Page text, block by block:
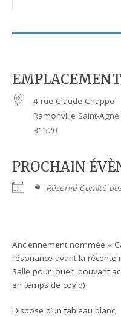
EMPLACEMENT
4 rue Claude Chappe
Ramonville Saint-Agne
31520
PROCHAIN
Réservé Comité
Anciennement nommée «
résonance avant la
Salle pour jouer, pouvant
en temps de covid)
Dispose d’un tableau blanc.